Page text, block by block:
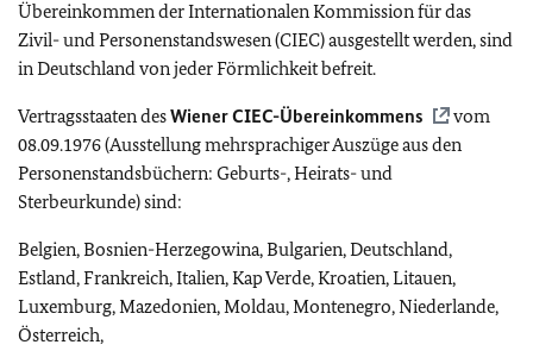
Übereinkommen der Internationalen Kommission für das
Zivil- und Personenstandswesen (CIEC) ausgestellt werden, sind
in Deutschland von jeder Förmlichkeit befreit.
Vertragsstaaten desWiener CIEC-Übereinkommens
vom
08.09.1976 (Ausstellung mehrsprachiger Auszüge aus den
Personenstandsbüchern: Geburts-, Heirats- und
Sterbeurkunde) sind:
Belgien, Bosnien-Herzegowina, Bulgarien, Deutschland,
Estland, Frankreich, Italien, Kap Verde, Kroatien, Litauen,
Luxemburg, Mazedonien, Moldau, Montenegro, Niederlande,
Österreich,